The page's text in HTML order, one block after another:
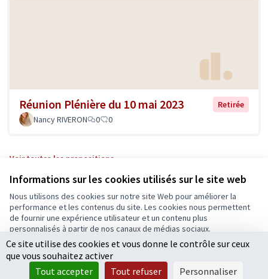
Informations sur les cookies utilisés sur le site web
Nous utilisons des cookies sur notre site Web pour améliorer la
performance et les contenus du site. Les cookies nous permettent
de fournir une expérience utilisateur et un contenu plus
personnalisés à partir de nos canaux de médias sociaux.
Tout accepter
Accepter seulement les cookies essentiels
Réunion Plénière du 10 mai 2023
Retirée
Nancy RIVERON
0 0
Voir toutes les propositions
Conditions d'utilisation
Paramètres des cookies
Ecrivons Angers sur X
(Lien externe)
Ecrivons Angers sur Facebook
(Lien externe)
Licence
(Lien
Ce site utilise des cookies et vous donne le contrôle sur ceux
que vous souhaitez activer
Tout accepter
Tout refuser Personnaliser